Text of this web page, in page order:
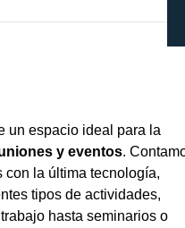
un espacio ideal para la
y eventos.
con la última tecnología,
tipos de actividades,
hasta seminarios o